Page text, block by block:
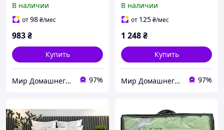
Seasons White
двуспальное 170x205 см
В наличии
от98₴/мес
983₴
Купить
Мир Домашнего Уюта 97%
Seasons White Евро
200x220 см
В наличии
от 125₴/мес
1 248₴
Купить
Мир Домашнего Уюта 97%